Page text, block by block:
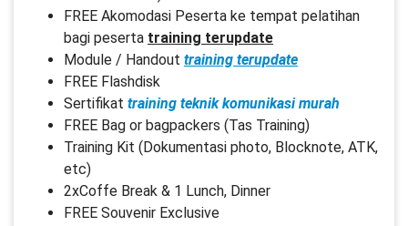
FREE Akomodasi Peserta ke tempat pelatihan
bagi peserta training terupdate
Module / Handout training terupdate
FREE Flashdisk
Sertifikat training teknik komunikasi murah
FREE Bag or bagpackers (Tas Training)
Training Kit (Dokumentasi photo, Blocknote, ATK,
etc)
2xCoffe Break & 1 Lunch, Dinner
FREE Souvenir Exclusive